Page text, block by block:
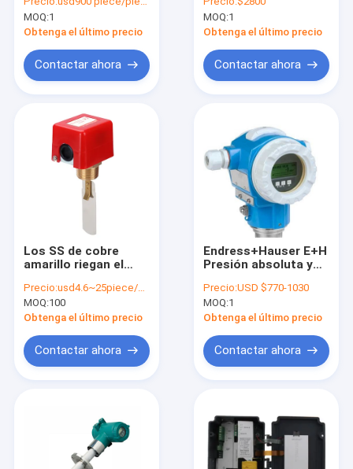
Pida una cita
Indicador de presión diferenciada
indicador de presión digital
Indicador de presión de acero inoxidable
Transmisor de presión de la precisión
Regulador programable de la lógica
Interruptor llano del flotador
Posicionador de la válvula neumática
Sensor del transmisor de la temperatura
Válvulas de control
YOKOGAWA AXF
0,05%
MOQ:1
Obtenga el último precio
Contactar ahora
CIERVO del cable de
DYC
MOQ:1
Obtenga el último precio
Contactar ahora
Los SS de cobre
amarillo riegan el
de la bomba bujía
métrica HFS-25
78*65*130M M para
Precio:usd4.6~25piece/pieces
MOQ:100
Obtenga el último precio
Contactar ahora
Endress+Hauser E+H
Presión absoluta y
Cerabar PMP71 para
medición en gases,
vapor o líquidos
Precio:USD $770-1030
MOQ:1
Obtenga el último precio
Contactar ahora